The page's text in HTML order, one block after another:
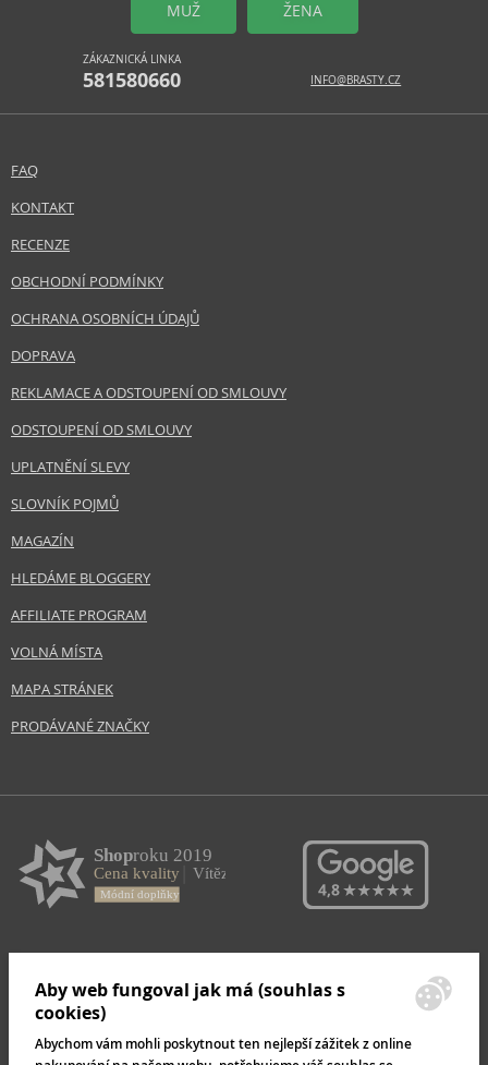
MUŽ ŽENA
ZÁKAZNICKÁ LINKA
581580660 INFO@BRASTY.CZ
FAQ
KONTAKT
RECENZE
OBCHODNÍ PODMÍNKY
OCHRANA OSOBNÍCH ÚDAJŮ
DOPRAVA
REKLAMACE A ODSTOUPENÍ OD SMLOUVY
ODSTOUPENÍ OD SMLOUVY
UPLATNĚNÍ SLEVY
SLOVNÍK POJMŮ
MAGAZÍN
HLEDÁME BLOGGERY
AFFILIATE PROGRAM
VOLNÁ MÍSTA
MAPA STRÁNEK
PRODÁVANÉ ZNAČKY
Aby web fungoval jak má (souhlas s
cookies)
Abychom vám mohli poskytnout ten nejlepší zážitek z online